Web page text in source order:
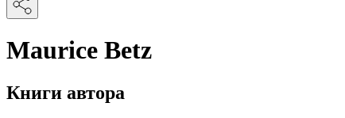
Maurice Betz
Книги автора